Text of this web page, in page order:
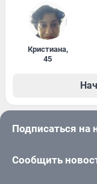
Кристиана,
45
Подписаться на
Сообщить